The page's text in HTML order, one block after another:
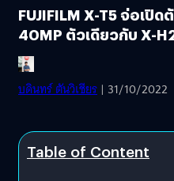
FUJIFILM X-T5 จ่อเปิ
40MP ตัวเดียวกับ X-
บดินทร์ ตันวิเชียร | 31/10/2022
Table of Content